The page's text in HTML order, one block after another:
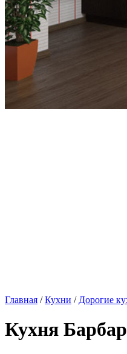
Главная /Кухни / Дорогие
Кухня